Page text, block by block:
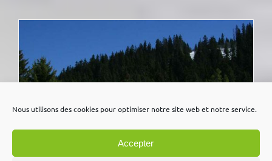
Nous utilisons des cookies pour optimiser notre site web et notre service.
Accepter